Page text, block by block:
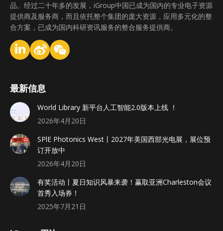
品。经过二十年多的发展，iGroup中国已成为国内的专业电子资源
提供商及服务商，而且依托整个集团的庞大资源，应用多元化的整
合方案，已成为国内科研资讯服务的整合服务提供商。
最新信息
World Library 新平台人工智能2.0版本上线 ！
2026年4月20日
SPlE Photonics West丨2027年美国西部光电展，展位预
订开放中
2026年4月20日
有奖活动丨夏日知识风暴来袭！赢取亚洲Charleston会议
首秀入场券！
2025年7月21日